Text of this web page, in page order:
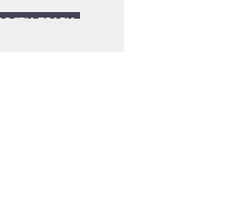
ПРАГИ